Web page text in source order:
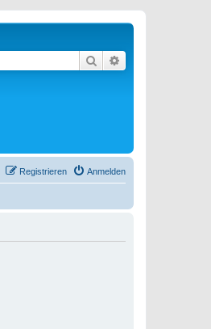
Suche
Anmelden
Registrieren